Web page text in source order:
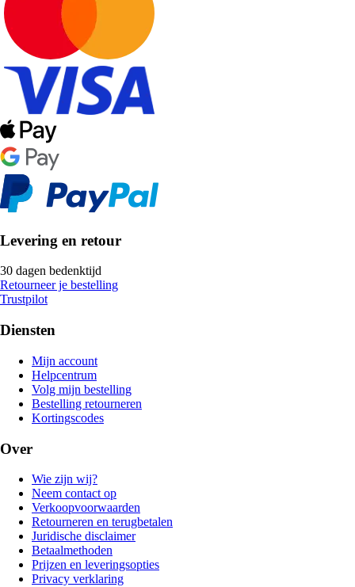
Levering en retour
30 dagen bedenktijd
Retourneer je bestelling
Trustpilot
Diensten
Mijn account
Helpcentrum
Volg mijn bestelling
Bestelling retourneren
Kortingscodes
Over
Wie zijn wij?
Neem contact op
Verkoopvoorwaarden
Retourneren en terugbetalen
Juridische disclaimer
Betaalmethoden
Prijzen en leveringsopties
Privacy verklaring